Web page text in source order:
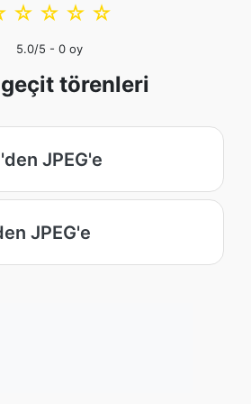
☆
☆
☆
☆
5.0/5 - 0 oy
törenleri
JPEG'e
JPEG'e